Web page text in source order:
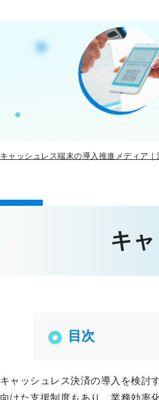
キャッシュレス端末の導入推進メディア｜
キ
目次
キャッシュレス決済の導入を検討
向けた支援制度もあり、業務効率